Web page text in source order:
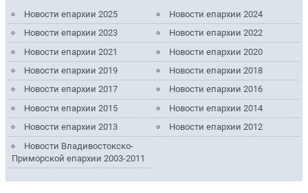
Новости епархии 2025
Новости епархии 2024
Новости епархии 2023
Новости епархии 2022
Новости епархии 2021
Новости епархии 2020
Новости епархии 2019
Новости епархии 2018
Новости епархии 2017
Новости епархии 2016
Новости епархии 2015
Новости епархии 2014
Новости епархии 2013
Новости епархии 2012
Новости Владивостокско-
Приморской епархии 2003-2011